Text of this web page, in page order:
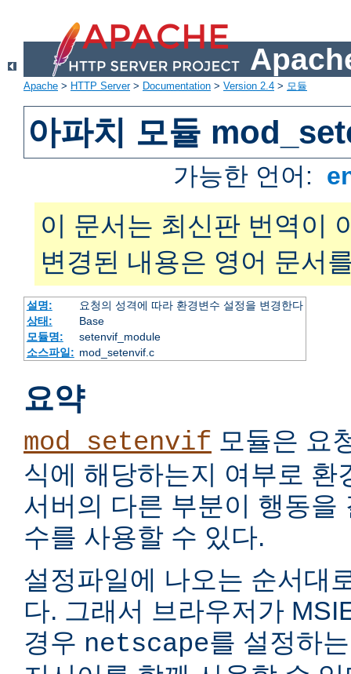
Apache > HTTP Server> Documentation > Version 2.4 > 모듈
아파치 모듈
가능한 언어:
이 문서는 최신판 번역이
변경된 내용은 영어 문서
설명:
요청의 성격에 따라 환경변수 설정을 변경한다
상태:
Base
모듈명:
setenvif_module
소스파일: mod_setenvif.c
요약
mod_setenvif 모듈은 요
식에 해당하는지 여부로 환
서버의 다른 부분이 행동을
수를 사용할 수 있다.
설정파일에 나오는 순서대
다. 그래서 브라우저가
경우 netscape를 설정하